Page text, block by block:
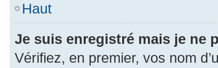
Haut
Je suis enregistré mais je ne
Vérifiez, en premier, vos nom